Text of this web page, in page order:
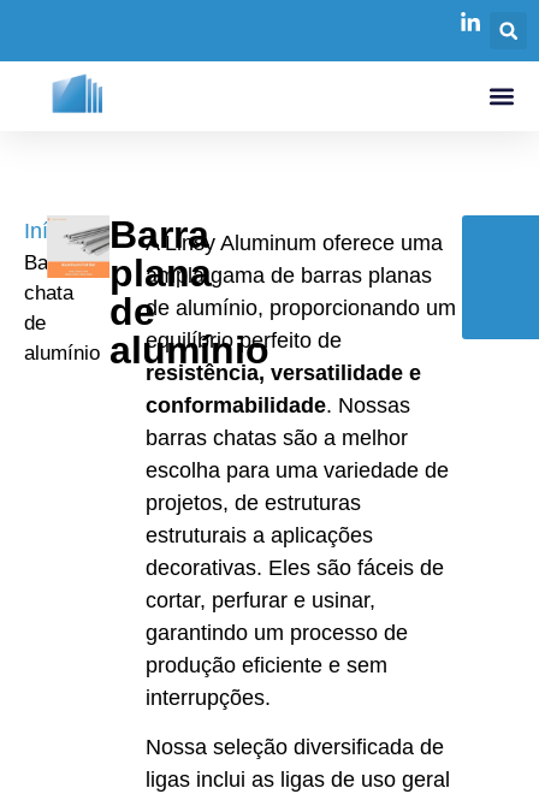
Início/
Barra
chata
de
alumínio
Barra
plana
de
alumínio
A Linsy Aluminum oferece uma
ampla gama de barras planas
de alumínio, proporcionando um
equilíbrio perfeito de
resistência, versatilidade e
conformabilidade. Nossas
barras chatas são a melhor
escolha para uma variedade de
projetos, de estruturas
estruturais a aplicações
decorativas. Eles são fáceis de
cortar, perfurar e usinar,
garantindo um processo de
produção eficiente e sem
interrupções.
Nossa seleção diversificada de
ligas inclui as ligas de uso geral